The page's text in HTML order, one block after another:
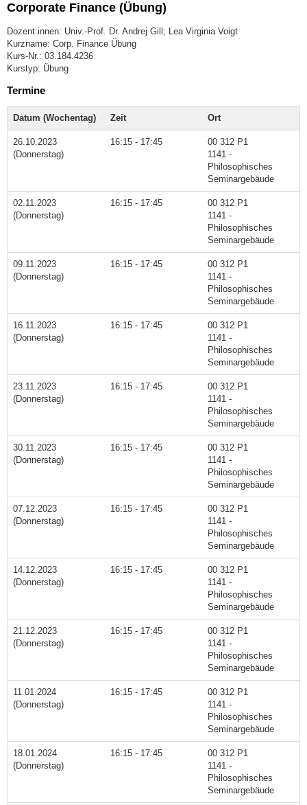
Corporate Finance (Übung)
Dozent:innen: Univ.-Prof. Dr. Andrej Gill; Lea Virginia Voigt
Kurzname: Corp. Finance Übung
Kurs-Nr.: 03.184.4236
Kurstyp: Übung
Termine
Datum (Wochentag) Zeit Ort
26.10.2023
(Donnerstag)
16:15 - 17:45
00 312 P1
1141 -
Philosophisches
Seminargebäude
02.11.2023
(Donnerstag)
16:15 - 17:45
00 312 P1
1141 -
Philosophisches
Seminargebäude
09.11.2023
(Donnerstag)
16:15 - 17:45
00 312 P1
1141 -
Philosophisches
Seminargebäude
16.11.2023
(Donnerstag)
16:15 - 17:45
00 312 P1
1141 -
Philosophisches
Seminargebäude
23.11.2023
(Donnerstag)
16:15 - 17:45
00 312 P1
1141 -
Philosophisches
Seminargebäude
30.11.2023
(Donnerstag)
16:15 - 17:45
00 312 P1
1141 -
Philosophisches
Seminargebäude
07.12.2023
(Donnerstag)
16:15 - 17:45
00 312 P1
1141 -
Philosophisches
Seminargebäude
14.12.2023
(Donnerstag)
16:15 - 17:45
00 312 P1
1141 -
Philosophisches
Seminargebäude
21.12.2023
(Donnerstag)
16:15 - 17:45
00 312 P1
1141 -
Philosophisches
Seminargebäude
11.01.2024
(Donnerstag)
16:15 - 17:45
00 312 P1
1141 -
Philosophisches
Seminargebäude
18.01.2024
(Donnerstag)
16:15 - 17:45
00 312 P1
1141 -
Philosophisches
Seminargebäude